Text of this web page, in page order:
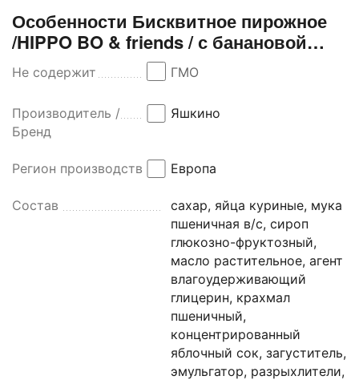
Особенности Бисквитное пирожное
/HIPPO BO & friends / с банановой
начинкой /12 шт. х 32 г/
Не содержит ГМО
Производитель /
Бренд
Яшкино
Регион производства Европа
Состав
сахар, яйца куриные, мука
пшеничная в/с, сироп
глюкозно-фруктозный,
масло растительное, агент
влагоудерживающий
глицерин, крахмал
пшеничный,
концентрированный
яблочный сок, загуститель,
эмульгатор, разрыхлители,